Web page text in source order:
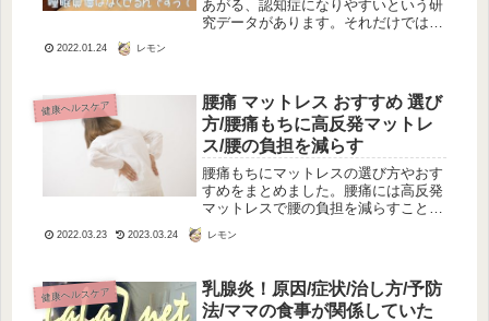
あがる、認知症になりやすいという研
究データがあります。それだけではあ
知らずにいるので、自分の能力を過小
評...
2022.01.24 レモン
健康ヘルスケア
腰痛 マットレス おすすめ 選び
方/腰痛もちに高反発マットレ
ス/腰の負担を減らす
腰痛もちにマットレスの選び方やおす
すめをまとめました。腰痛には高反発
マットレスで腰の負担を減らすことが
関係も。腰痛 マットレス おすすめ 選
の負担を減らす。
2022.03.23 2023.03.24 レモン
健康ヘルスケア
乳腺炎！原因/症状/治し方/予防
法/ママの食事が関係していた